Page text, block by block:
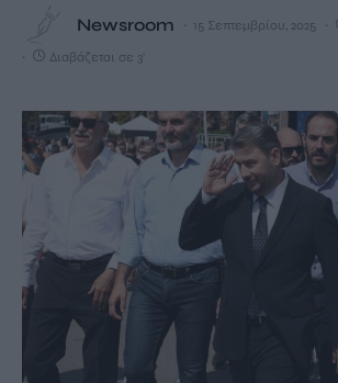
Newsroom 15 Σεπτεμβρίου, 2025
Διαβάζεται σε 3'